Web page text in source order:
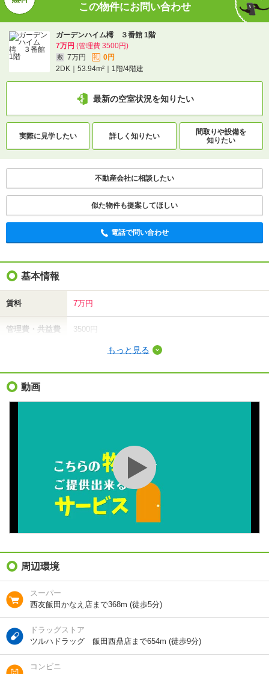
この物件にお問い合わせ
ガーデンハイム樗 ３番館 1階
7万円 (管理費 3500円)
敷 7万円 礼
0円
2DK｜53.94m²｜1階/4階建
最新の空室状況を知りたい
実際に見学したい 詳しく知りたい
間取りや設備を
知りたい
不動産会社に相談したい
似た物件も提案してほしい
電話で問い合わせ
基本情報
賃料 7万円
管理費・共益費 3500円
礼金（敷引・償
却金）
マンション/鉄筋コン
築25年/2002年3月
1階/4階建
総戸数 8戸
住所 長野県飯田市鼎下山
地図を見る
交通
ＪＲ飯田線/下山村駅 歩1分
もっと見る
動画
周辺環境
スーパー
西友飯田かなえ店まで368m (徒歩5分)
ドラッグストア
ツルハドラッグ 飯田西鼎店まで654m (徒歩9分)
コンビニ